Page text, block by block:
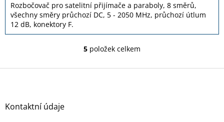
Rozbočovač pro satelitní přijímače a paraboly, 8 směrů,
všechny směry průchozí DC, 5 - 2050 MHz, průchozí útlum
12 dB, konektory F.
O
l
5 položek celkem
Z
Kontaktní údaje